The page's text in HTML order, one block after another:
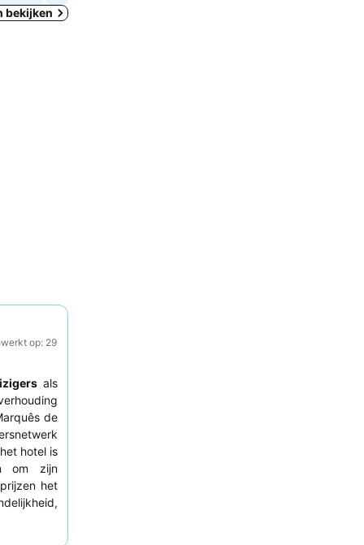
bekijken
op: 29
als
de
hotel is
om zijn
het